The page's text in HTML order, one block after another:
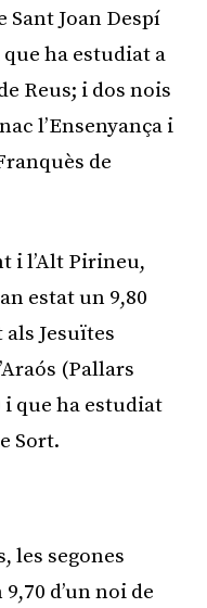
Sant Joan Despí
ha estudiat a
Reus; i dos nois
l’Ensenyança i
de
i l’Alt Pirineu,
estat un 9,80
als Jesuïtes
(Pallars
i que ha estudiat
Sort.
les segones
d’un noi de